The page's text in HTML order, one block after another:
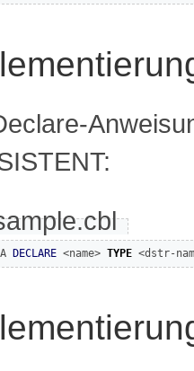
DECLARE <name> TYPE <dstr-